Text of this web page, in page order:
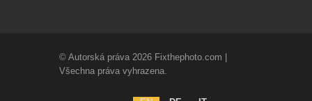
© Autorská práva 2026 Fixthephoto.com |
Všechna práva vyhrazena.